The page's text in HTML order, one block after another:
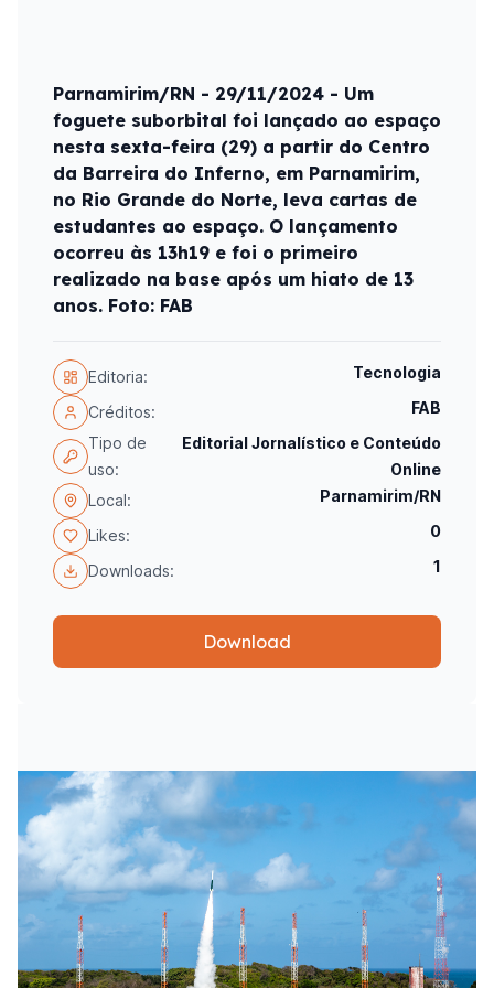
Parnamirim/RN - 29/11/2024 - Um
foguete suborbital foi lançado ao espaço
nesta sexta-feira (29) a partir do Centro
da Barreira do Inferno, em Parnamirim,
no Rio Grande do Norte, leva cartas de
estudantes ao espaço. O lançamento
ocorreu às 13h19 e foi o primeiro
realizado na base após um hiato de 13
anos. Foto: FAB
Editoria: Tecnologia
Créditos:
FAB
Tipo de
uso:
Editorial Jornalístico e Conteúdo
Online
Local:
Parnamirim/RN
Likes: 0
Downloads: 1
Download